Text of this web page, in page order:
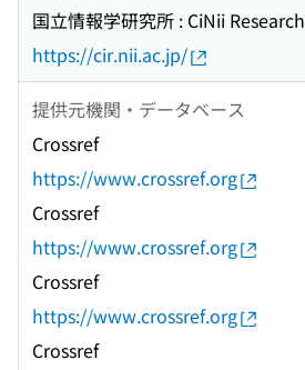
国立情報学研究所 : CiNii Research
https://cir.nii.ac.jp/
提供元機関・データベース
Crossref
https://www.crossref.org
Crossref
https://www.crossref.org
Crossref
https://www.crossref.org
Crossref